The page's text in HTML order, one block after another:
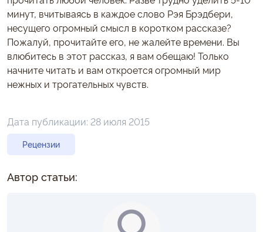
минут, вчитываясь в каждое слово Рэя Брэдбери,
несущего огромный смысл в коротком рассказе?
Пожалуй, прочитайте его, не жалейте времени. Вы
влюбитесь в этот рассказ, я вам обещаю! Только
начните читать и вам откроется огромный мир
нежных и трогательных чувств.
Дата публикации: 28 июля 2015
Рецензии
Автор статьи: